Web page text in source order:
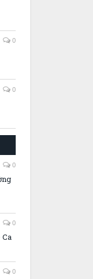
0
0
0
0
0